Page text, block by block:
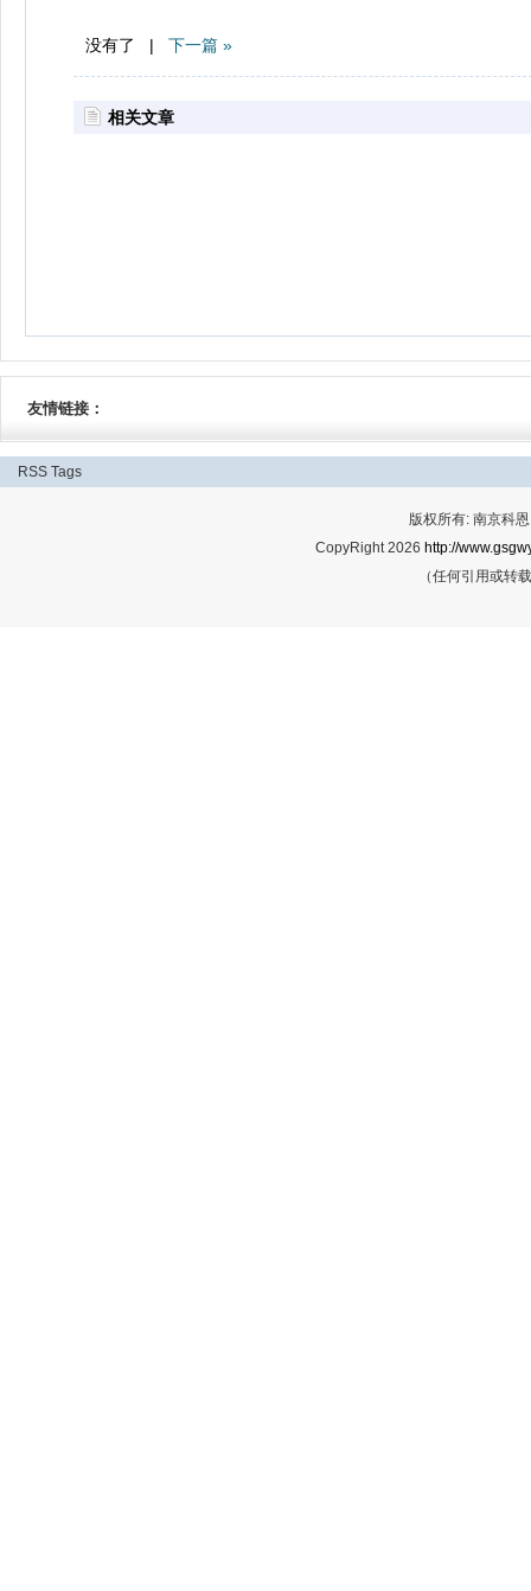
没有了 | 下一篇 »
相关文章
友情链接：
RSS Tags
版权所有: 南京科
CopyRight 2026 http://
（任何引用或转